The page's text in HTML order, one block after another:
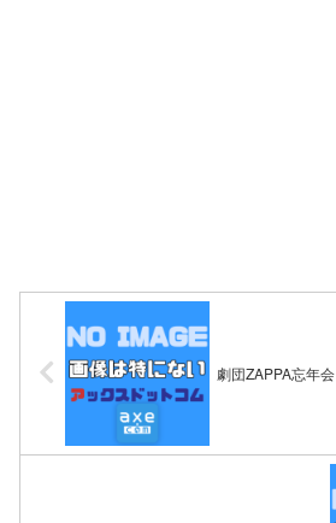
劇団ZAPPA忘年会